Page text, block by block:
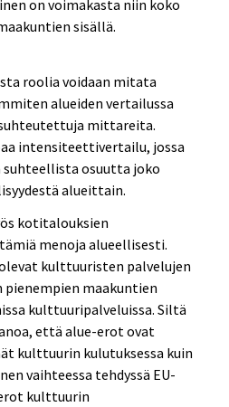
on voimakasta niin koko
sisällä.
roolia voidaan mitata
alueiden vertailussa
mittareita.
intensiteettivertailu, jossa
osuutta joko
alueittain.
kotitalouksien
menoja alueellisesti.
kulttuuristen palvelujen
maakuntien
kulttuuripalveluissa. Siltä
että alue-erot ovat
kulttuurin kulutuksessa kuin
vaihteessa tehdyssä EU-
kulttuurin